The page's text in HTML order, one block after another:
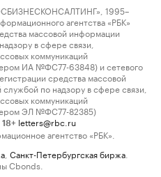
1995–
агентства «РБК»
массовой информации
в сфере связи,
коммуникаций
ИА №ФС77-63848) и сетевого
средства массовой
по надзору в сфере связи,
коммуникаций
ЭЛ №ФС77-82385)
18+ letters@rbc.ru
агентство «РБК».
Санкт-Петербургская биржа
Cbonds.